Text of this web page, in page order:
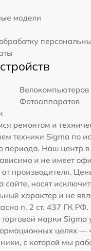
модели
Велокомпьютеров
Фотоаппаратов
ремонтом и
техники Sigma по
периода. Наш центр в
и не имеет
производителя.
сайте, носят
характер и не
п. 2 ст. 437 ГК
марки
целях —
с которой мы